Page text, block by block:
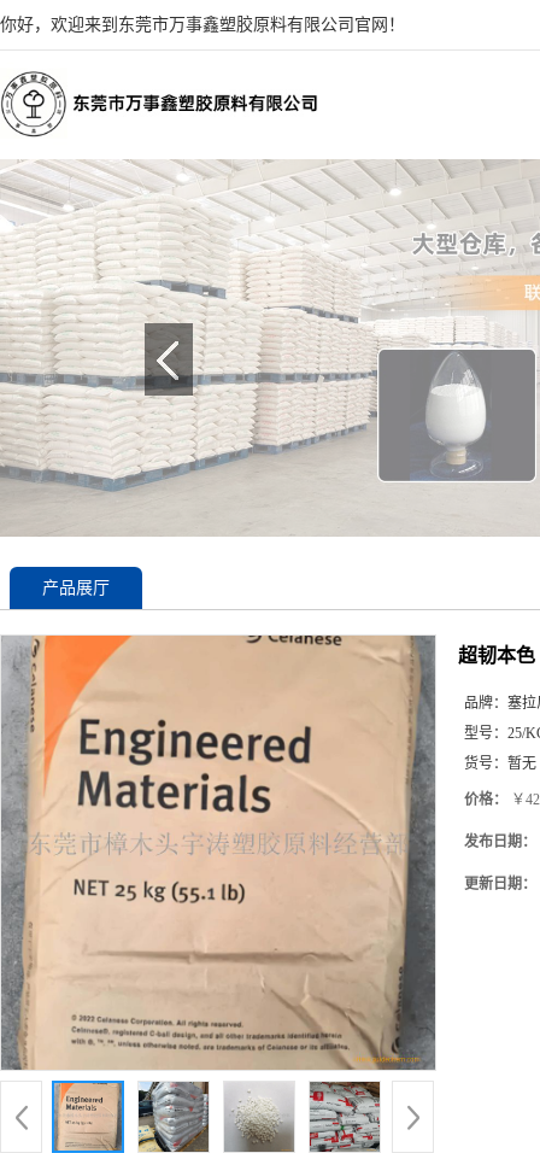
你好，欢迎来到东莞市万事鑫塑胶原料有限公司官网！
产品展厅
超韧本色
品牌： 塞拉
型号： 25/
货号： 暂无
价格： ￥
发布日期：
更新日期：